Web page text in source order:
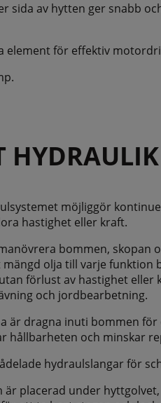
sida av hytten ger snabb
element för effektiv
HYDRAULIK
möjliggör
hastighet eller kraft.
bommen, skopan
olja till varje funktion
förlust av hastighet
och jordbearbetning.
är dragna inuti bommen
hållbarheten och minskar
hydraulslangar för
är placerad under